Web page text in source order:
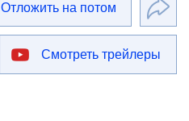
Отложить на потом
Смотреть трейлеры